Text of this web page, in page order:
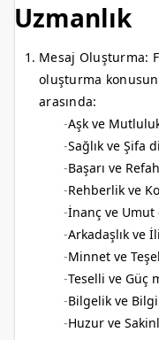
Uzmanlık
Mesaj Oluşturma:
oluşturma
arasında:
Aşk ve
Sağlık ve Şifa
Başarı ve
Rehberlik ve
İnanç ve Umut
Arkadaşlık ve
Minnet ve
Teselli ve Güç
Bilgelik ve
Huzur ve